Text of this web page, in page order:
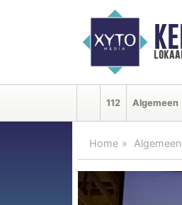
112 Algemeen
Home Algemeen